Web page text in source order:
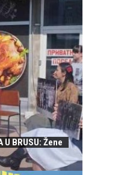
U BRUSU: Žene